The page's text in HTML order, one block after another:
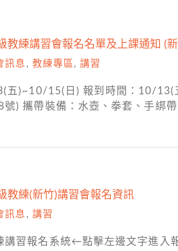
教練講習會報名名單及上課通知 (
訊息 , 教練專區 ,講習
五)~10/15(日) 報到時間：10/13(
號) 攜帶裝備：水壺、拳套、手綁
教練(新竹)講習會報名資訊
訊息 , 講習
講習報名系統←點擊左邊文字進入